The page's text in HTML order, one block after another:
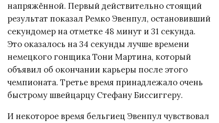
напряжённой. Первый действительно стоящий
результат показал Ремко Эвенпул, остановивший
секундомер на отметке 48 минут и 31 секунда.
Это оказалось на 34 секунды лучше времени
немецкого гонщика Тони Мартина, который
объявил об окончании карьеры после этого
чемпионата. Третье время принадлежало очень
быстрому швейцарцу Стефану Биссиггеру.
И некоторое время бельгиец Эвенпул чувствовал